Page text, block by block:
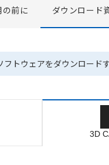
の前に ダウンロード
トウェアをダウンロード
3D